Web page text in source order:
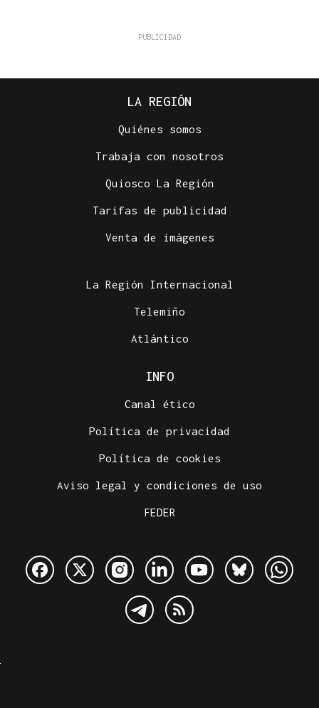
LA REGIÓN
Quiénes somos
Trabaja con nosotros
Quiosco La Región
Tarifas de publicidad
Venta de imágenes
La Región Internacional
Telemiño
Atlántico
INFO
Canal ético
Política de privacidad
Política de cookies
Aviso legal y condiciones de uso
FEDER